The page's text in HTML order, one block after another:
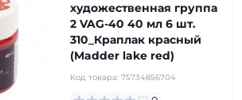
художественная группа
2 VAG-40 40 мл 6 шт.
310_Краплак красный
(Madder lake red)
Код товара: 75734856704